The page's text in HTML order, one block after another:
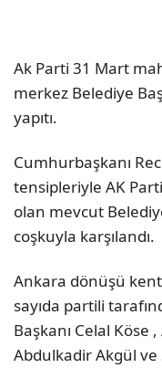
Ak Parti 31 Mart
merkez Belediye
yapıtı.
Cumhurbaşkanı
tensipleriyle AK
olan mevcut
coşkuyla karşılandı.
Ankara dönüşü
sayıda partili
Başkanı Celal Köse
Abdulkadir Akgül